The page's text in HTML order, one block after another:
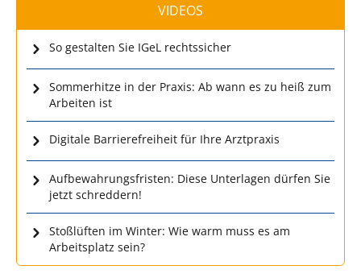
VIDEOS
So gestalten Sie IGeL rechtssicher
Sommerhitze in der Praxis: Ab wann es zu heiß zum
Arbeiten ist
Digitale Barrierefreiheit für Ihre Arztpraxis
Aufbewahrungsfristen: Diese Unterlagen dürfen Sie
jetzt schreddern!
Stoßlüften im Winter: Wie warm muss es am
Arbeitsplatz sein?